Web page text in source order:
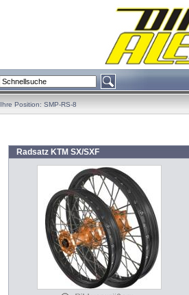
Ihre Position: SMP-RS-8
Radsatz KTM SX/SXF